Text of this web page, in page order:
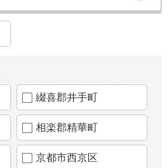
綴喜郡井手町
相楽郡精華町
京都市西京区